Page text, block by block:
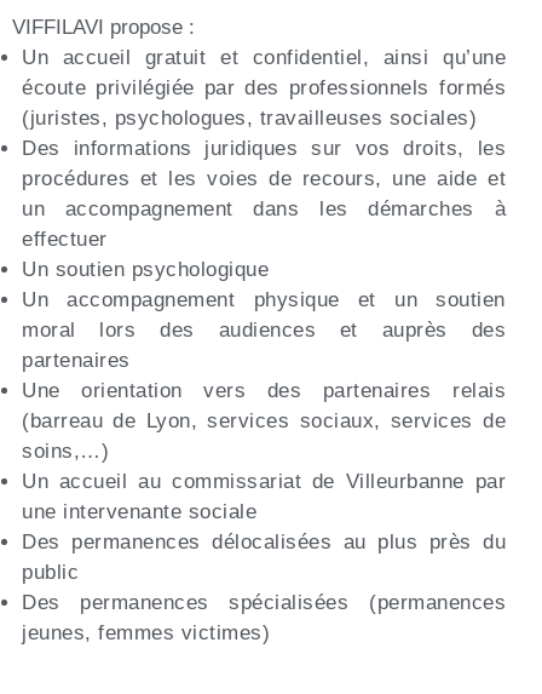
VIFFILAVI propose :
Un accueil gratuit et confidentiel, ainsi qu’une
écoute privilégiée par des professionnels formés
(juristes, psychologues, travailleuses sociales)
Des informations juridiques sur vos droits, les
procédures et les voies de recours, une aide et
un accompagnement dans les démarches à
effectuer
Un soutien psychologique
Un accompagnement physique et un soutien
moral lors des audiences et auprès des
partenaires
Une orientation vers des partenaires relais
(barreau de Lyon, services sociaux, services de
soins,…)
Un accueil au commissariat de Villeurbanne par
une intervenante sociale
Des permanences délocalisées au plus près du
public
Des permanences spécialisées (permanences
jeunes, femmes victimes)